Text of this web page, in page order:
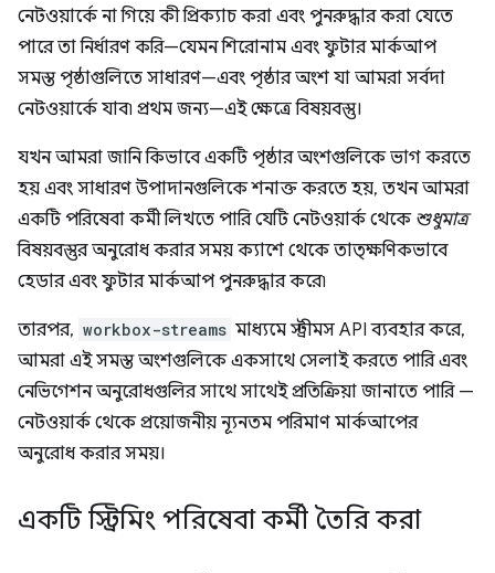
নেটওয়ার্কে না গিয়ে কী প্রিক্যাচ করা এবং পুনরুদ্ধার করা যেতে
পারে তা নির্ধারণ করি—যেমন শিরোনাম এবং ফুটার মার্কআপ
সমস্ত পৃষ্ঠাগুলিতে সাধারণ—এবং পৃষ্ঠার অংশ যা আমরা সর্বদা
নেটওয়ার্কে যাব৷ প্রথম জন্য—এই ক্ষেত্রে বিষয়বস্তু।
যখন আমরা জানি কিভাবে একটি পৃষ্ঠার অংশগুলিকে ভাগ করতে
হয় এবং সাধারণ উপাদানগুলিকে শনাক্ত করতে হয়, তখন আমরা
একটি পরিষেবা কর্মী লিখতে পারি যেটি নেটওয়ার্ক থেকে শুধুমাত্র
বিষয়বস্তুর অনুরোধ করার সময় ক্যাশে থেকে তাত্ক্ষণিকভাবে
হেডার এবং ফুটার মার্কআপ পুনরুদ্ধার করে৷
তারপর, workbox-streams মাধ্যমে স্ট্রীমস API ব্যবহার করে,
আমরা এই সমস্ত অংশগুলিকে একসাথে সেলাই করতে পারি এবং
নেভিগেশন অনুরোধগুলির সাথে সাথেই প্রতিক্রিয়া জানাতে পারি —
নেটওয়ার্ক থেকে প্রয়োজনীয় ন্যূনতম পরিমাণ মার্কআপের
অনুরোধ করার সময়।
একটি স্ট্রিমিং পরিষেবা কর্মী তৈরি করা